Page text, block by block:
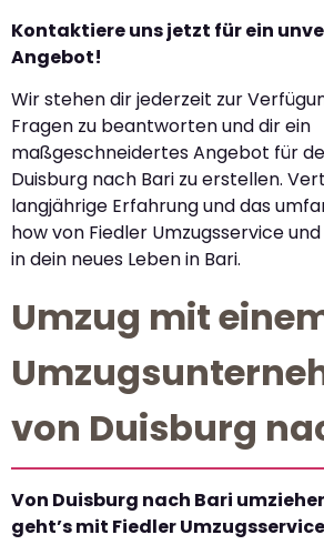
Kontaktiere uns jetzt für ein
Angebot!
Wir stehen dir jederzeit zur
Fragen zu beantworten und dir ein
maßgeschneidertes Angebot für
Duisburg nach Bari zu erstellen.
langjährige Erfahrung und das
how von Fiedler Umzugsservice
in dein neues Leben in Bari.
Umzug mit
von Duisburg
Von Duisburg nach Bari
geht’s mit Fiedler